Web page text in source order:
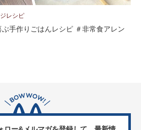
レシピ
手作りごはんレシピ ＃非常食アレン